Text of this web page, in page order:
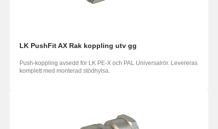
LK PushFit AX Rak koppling utv gg
Push-koppling avsedd för LK PE-X och PAL Universalrör. Levereras
komplett med monterad stödhylsa.